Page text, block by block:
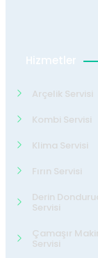
Hizmetler
Arçelik Servisi
Kombi Servisi
Klima Servisi
Fırın Servisi
Derin
Servisi
Çamaşır
Servisi